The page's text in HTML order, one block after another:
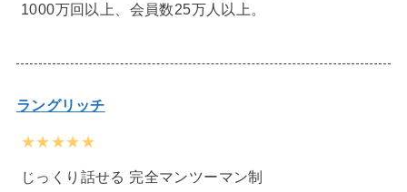
1000万回以上、会員数25万人以上。
ラングリッチ
★★★★★
じっくり話せる 完全マンツーマン制